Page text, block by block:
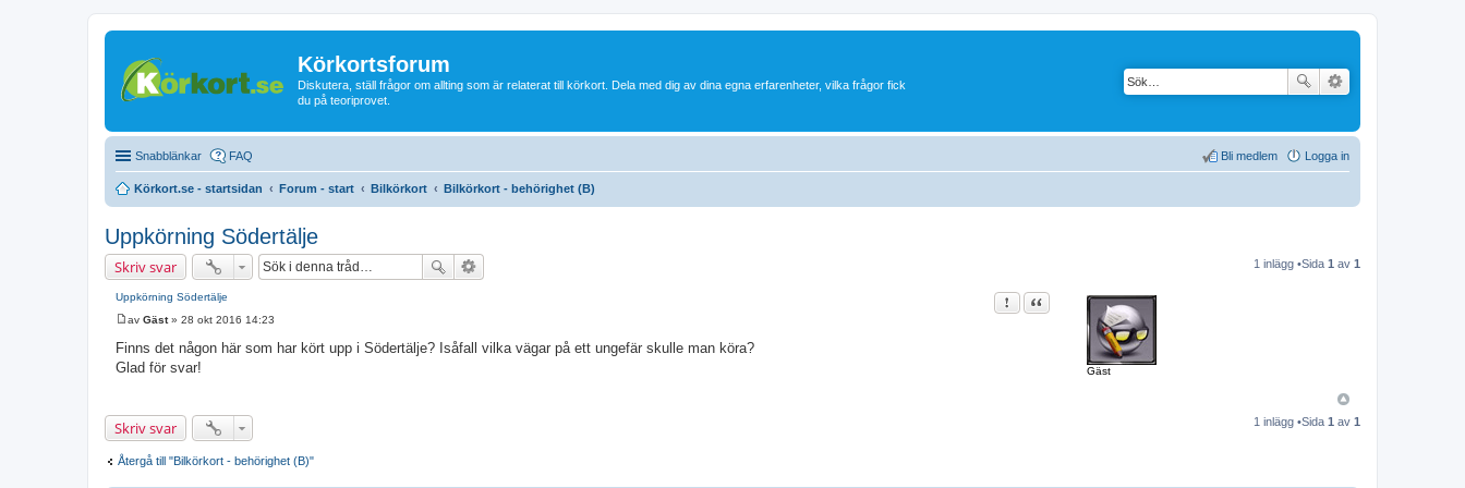
Körkortsforum
Diskutera, ställ frågor om allting som är relaterat till körkort. Dela med dig av dina egna erfarenheter, vilka frågor fick
du på teoriprovet.
Snabblänkar FAQ Logga in
Bli medlem
Körkort.se - startsidan Forum - start Bilkörkort Bilkörkort - behörighet (B)
Uppkörning Södertälje
Skriv svar 1 inlägg •Sida 1 av 1
Gäst
Uppkörning Södertälje Rapportera detta inlägg
Citat
l
ä
av Gäst» 28 okt 2016 14:23
Finns det någon här som har kört upp i Södertälje? Isåfall vilka vägar på ett ungefär skulle man köra?
Glad för svar!
Skriv svar 1 inlägg •Sida 1 av 1
Återgå till "Bilkörkort - behörighet (B)"